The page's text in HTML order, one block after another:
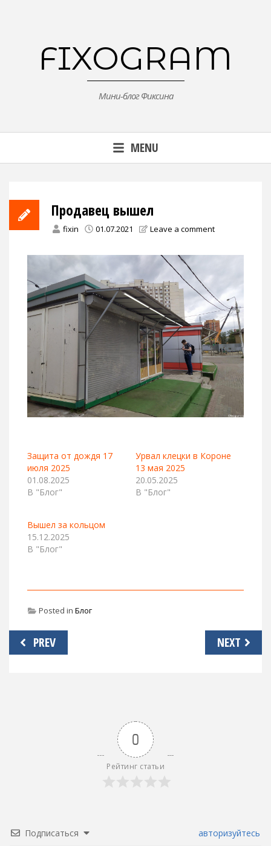
FIXOGRAM
Мини-блог Фиксина
MENU
Продавец вышел
fixin 01.07.2021 Leave a comment
Защита от дождя 17
июля 2025
01.08.2025
В "Блог"
Урвал клецки в Короне
13 мая 2025
20.05.2025
В "Блог"
Вышел за кольцом
15.12.2025
В "Блог"
Posted in Блог
Навигация
по
PREV NEXT
0
Рейтинг статьи
Подписаться авторизуйтесь